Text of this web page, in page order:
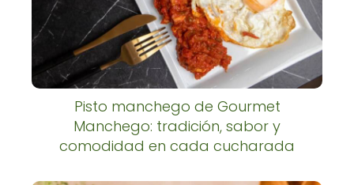
Pisto manchego de Gourmet
Manchego: tradición, sabor y
comodidad en cada cucharada